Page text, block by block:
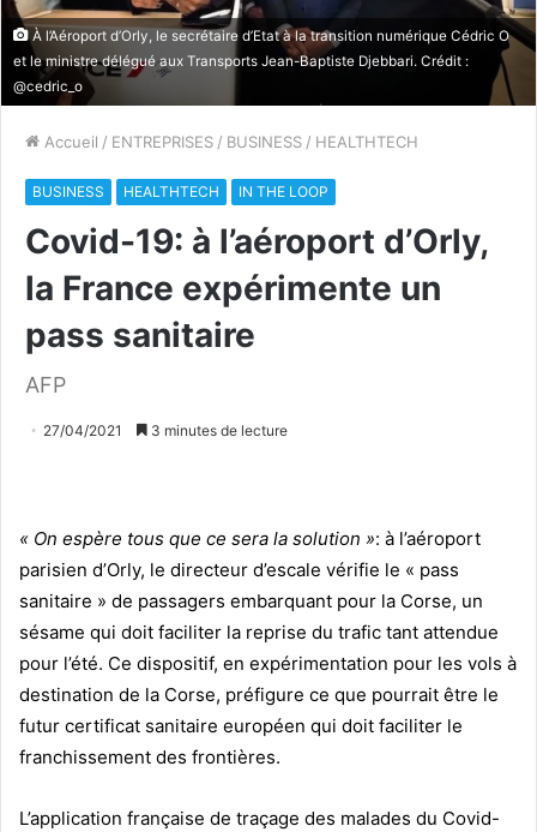
À l’Aéroport d’Orly, le secrétaire d’Etat à la transition numérique Cédric O
et le ministre délégué aux Transports Jean-Baptiste Djebbari. Crédit :
@cedric_o
Accueil / ENTREPRISES / BUSINESS / HEALTHTECH
BUSINESS HEALTHTECH IN THE LOOP
Covid-19: à l’aéroport d’Orly,
la France expérimente un
pass sanitaire
AFP
27/04/2021 3 minutes de lecture
« On espère tous que ce sera la solution »: à l’aéroport
parisien d’Orly, le directeur d’escale vérifie le « pass
sanitaire » de passagers embarquant pour la Corse, un
sésame qui doit faciliter la reprise du trafic tant attendue
pour l’été. Ce dispositif, en expérimentation pour les vols à
destination de la Corse, préfigure ce que pourrait être le
futur certificat sanitaire européen qui doit faciliter le
franchissement des frontières.
L’application française de traçage des malades du Covid-